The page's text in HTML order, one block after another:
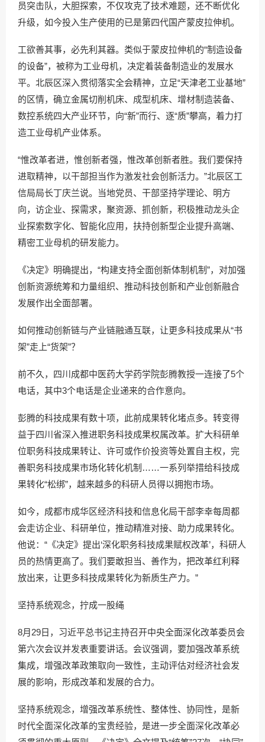
员突击队，大胆探索，不仅攻克了技术难题，还不断优化
升级，如今投入生产使用的已是第四代国产蒙皮拉伸机。
工欲善其事，必先利其器。类似于蒙皮拉伸机的“制造设备
的设备”，被称为工业母机，决定着装备制造业的发展水
平。北辰区深入贯彻落实全会精神，立足“天津老工业基地”
的区情，确立金属切削机床、成型机床、增材制造装备、
数控系统四大产业环节，向“新”而行、逐“质”攀高，着力打
造工业母机产业体系。
“惟改革者进，惟创新者强，惟改革创新者胜。我们要保持
进取精神，以干部担当作为激发社会创新活力。”北辰区工
信局局长丁庆兰说。当地党员、干部坚持学理论、明方
向，访企业、探需求，聚资源、抓创新，积极推动龙头企
业探索数字化、智能化应用，扶持创新型企业提升高端、
精密工业母机的研发能力。
《决定》明确提出，“构建支持全面创新体制机制”，对加强
创新资源统筹和力量组织、推动科技创新和产业创新融合
发展作出全面部署。
如何推动创新链与产业链融通互联，让更多科技成果从“书
架”走上“货架”？
前不久，四川成都中医药大学药学院彭腾教授一连接了5个
电话，其中3个电话是企业递来的合作意向。
彭腾的科技成果有数十项，此前成果转化堵点多。转变得
益于四川省深入推进职务科技成果权属改革。扩大科研单
位职务科技成果转让、许可或作价投资等处置自主权，完
善职务科技成果市场化转化机制……一系列举措给科技成
果转化“松绑”，越来越多的科研人员得以拥抱市场。
如今，成都市成华区经济科技和信息化局干部李幸每周都
会走访企业、科研单位，推动精准对接、助力成果转化。
他说：“《决定》提出‘深化职务科技成果赋权改革’，科研人
员的热情更高了。我们要敢担当、善作为，把改革红利释
放出来，让更多科技成果转化为新质生产力。”
坚持系统观念，拧成一股绳
8月29日，习近平总书记主持召开中央全面深化改革委员会
第六次会议并发表重要讲话。会议强调，要加强改革系统
集成，增强改革政策取向一致性，主动评估对经济社会发
展的影响，形成改革和发展的合力。
坚持系统观念，增强改革系统性、整体性、协同性，是新
时代全面深化改革的宝贵经验，是进一步全面深化改革必